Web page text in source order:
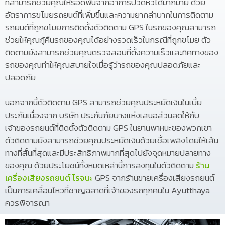
อัตราการขโมยรถยนต์ที่เพิ่มขึ้นและความยากลำบากในการติดตาม
รถยนต์ที่ถูกขโมยการติดตั้งตัวติดตาม GPS ในรถของคุณสามารถ
ช่วยให้คุณกู้คืนรถของคุณได้อย่างรวดเร็วในกรณีที่ถูกขโมย ตัว
ติดตามยังสามารถช่วยคุณตรวจสอบที่ตั้งความเร็วและทิศทางของ
รถของคุณทำให้คุณสบายใจเมื่อรู้ว่ารถของคุณปลอดภัยและ
ปลอดภัย
นอกจากนี้ตัวติดตาม GPS สามารถช่วยคุณประหยัดเงินในเบี้ย
ประกันเนื่องจาก บริษัท ประกันภัยบางแห่งเสนอส่วนลดให้กับ
เจ้าของรถยนต์ที่ติดตั้งตัวติดตาม GPS ในยานพาหนะของพวกเขา
ตัวติดตามยังสามารถช่วยคุณประหยัดเงินด้วยเชื้อเพลิงโดยให้เส้น
ทางที่สั้นที่สุดและมีประสิทธิภาพมากที่สุดไปยังจุดหมายปลายทาง
ของคุณ ด้วยประโยชน์ทั้งหมดเหล่านี้การลงทุนในตัวติดตาม ร้าน
เครื่องเสียงรถยนต์ โรจนะGPS จากร้านขายเครื่องเสียงรถยนต์
เป็นการเคลื่อนไหวที่ชาญฉลาดที่เจ้าของรถทุกคนใน Ayutthaya
ควรพิจารณา